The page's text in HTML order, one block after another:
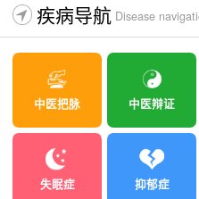
疾病导航 Disease
中医把脉 中医辩证
失眠症 抑郁症